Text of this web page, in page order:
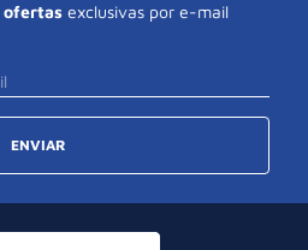
ofertas exclusivas por e-mail
ENVIAR